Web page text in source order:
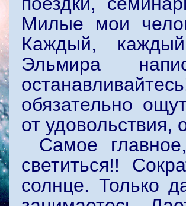
Милые мои
Каждый,
Эльмира
обязательно
от удовольствия,
Самое
светиться!!
солнце. Только